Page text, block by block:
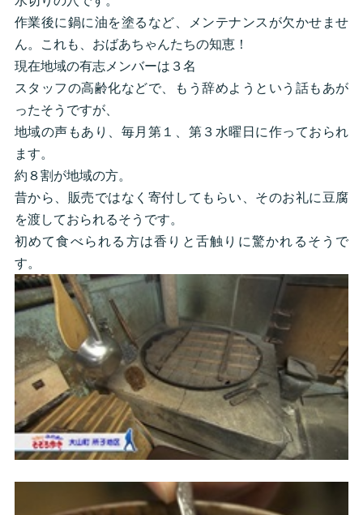
作業後に鍋に油を塗るなど、メンテナンスが欠かせませ
ん。これも、おばあちゃんたちの知恵！
現在地域の有志メンバーは３名
スタッフの高齢化などで、もう辞めようという話もあが
ったそうですが、
地域の声もあり、毎月第１、第３水曜日に作っておられ
ます。
約８割が地域の方。
昔から、販売ではなく寄付してもらい、そのお礼に豆腐
を渡しておられるそうです。
初めて食べられる方は香りと舌触りに驚かれるそうで
す。